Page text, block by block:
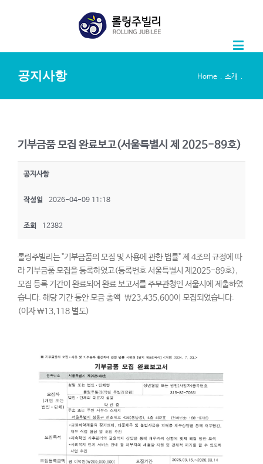
공지사항 Home 소개
기부금품 모집 완료보고(서울특별시 제 2025-89호)
공지사항
작성일 2026-04-09 11:18
조회 12382
롤링주빌리는 "기부금품의 모집 및 사용에 관한 법률" 제 4조의 규정에 따
라 기부금품 모집을 등록하였고(등록번호 서울특별시 제2025-89호),
모집 등록 기간이 완료되어 완료 보고서를 주무관청인 서울시에 제출하였
습니다. 해당 기간 동안 모금 총액 ￦23,435,600이 모집되었습니다.
(이자 ￦13,118 별도)